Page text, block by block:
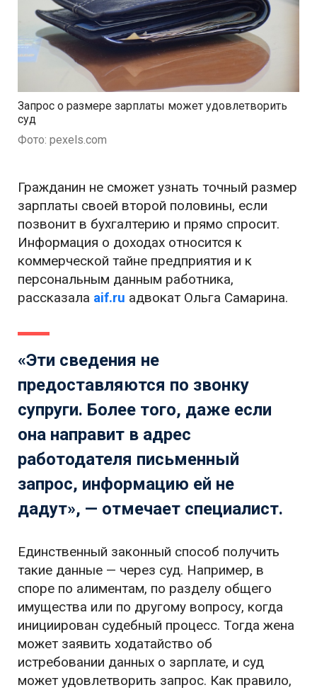
Запрос о размере зарплаты может удовлетворить
суд
Фото: pexels.com
Гражданин не сможет узнать точный размер
зарплаты своей второй половины, если
позвонит в бухгалтерию и прямо спросит.
Информация о доходах относится к
коммерческой тайне предприятия и к
персональным данным работника,
рассказала aif.ru адвокат Ольга Самарина.
«Эти сведения не
предоставляются по звонку
супруги. Более того, даже если
она направит в адрес
работодателя письменный
запрос, информацию ей не
дадут», — отмечает специалист.
Единственный законный способ получить
такие данные — через суд. Например, в
споре по алиментам, по разделу общего
имущества или по другому вопросу, когда
инициирован судебный процесс. Тогда жена
может заявить ходатайство об
истребовании данных о зарплате, и суд
может удовлетворить запрос. Как правило,